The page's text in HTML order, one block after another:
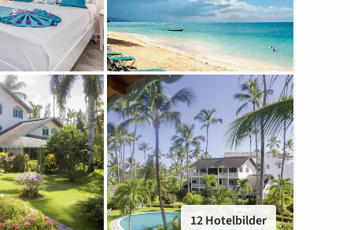
12 Hotelbilder